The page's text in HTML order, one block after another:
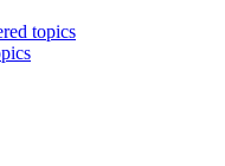
topics